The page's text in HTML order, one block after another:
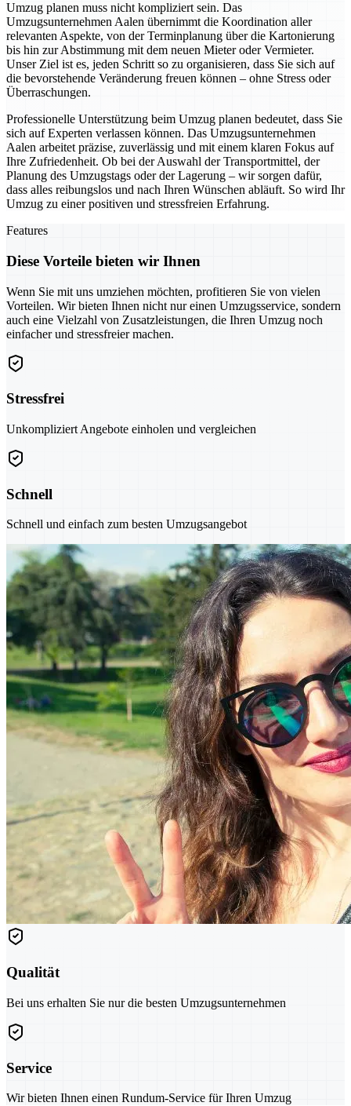
Umzug planen muss nicht kompliziert sein. Das
Umzugsunternehmen Aalen übernimmt die Koordination aller
relevanten Aspekte, von der Terminplanung über die Kartonierung
bis hin zur Abstimmung mit dem neuen Mieter oder Vermieter.
Unser Ziel ist es, jeden Schritt so zu organisieren, dass Sie sich auf
die bevorstehende Veränderung freuen können – ohne Stress oder
Überraschungen.
Professionelle Unterstützung beim Umzug planen bedeutet, dass Sie
sich auf Experten verlassen können. Das Umzugsunternehmen
Aalen arbeitet präzise, zuverlässig und mit einem klaren Fokus auf
Ihre Zufriedenheit. Ob bei der Auswahl der Transportmittel, der
Planung des Umzugstags oder der Lagerung – wir sorgen dafür,
dass alles reibungslos und nach Ihren Wünschen abläuft. So wird Ihr
Umzug zu einer positiven und stressfreien Erfahrung.
Features
Diese Vorteile bieten wir Ihnen
Wenn Sie mit uns umziehen möchten, profitieren Sie von vielen
Vorteilen. Wir bieten Ihnen nicht nur einen Umzugsservice, sondern
auch eine Vielzahl von Zusatzleistungen, die Ihren Umzug noch
einfacher und stressfreier machen.
Stressfrei
Unkompliziert Angebote einholen und vergleichen
Schnell
Schnell und einfach zum besten Umzugsangebot
Qualität
Bei uns erhalten Sie nur die besten Umzugsunternehmen
Service
Wir bieten Ihnen einen Rundum-Service für Ihren Umzug